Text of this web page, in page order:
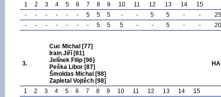
1 2 3 4 5 6 7 8 9 10 11 12 13 14
15
-
- - - - - 5 5 5 - - 5 5 - -
25
-
- - - - - - 5 5 5 - - 5 - - 20
3.
Cuc Michal [77]
Irain Jiří [81]
Jelínek Filip [96]
Peška Libor [87]
Šmoldas Michal [98]
Zapletal Vojtěch [98]
1 2 3 4 5 6 7 8 9 10 11 12 13 14
15